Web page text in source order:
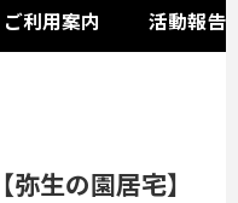
ご利用案内 活動報告
生の園居宅】